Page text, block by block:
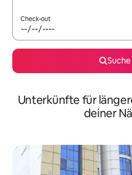
Check-out
Suche
Unterkünfte für
deiner